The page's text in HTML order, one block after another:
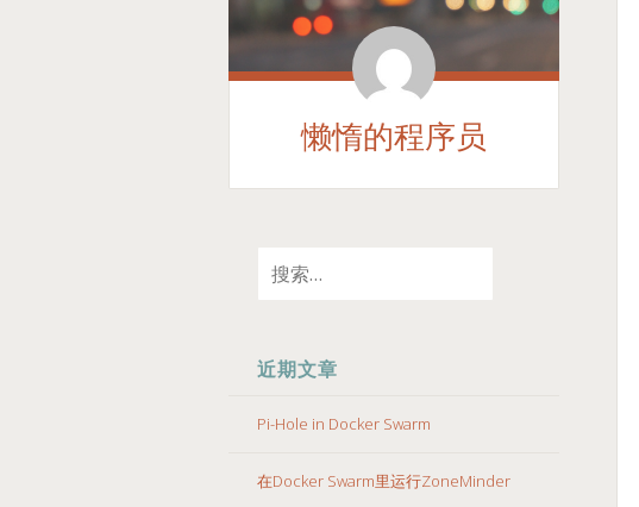
懒惰的程序员
TO
近期文章
Pi-Hole in Docker Swarm
在Docker Swarm里运行ZoneMinder